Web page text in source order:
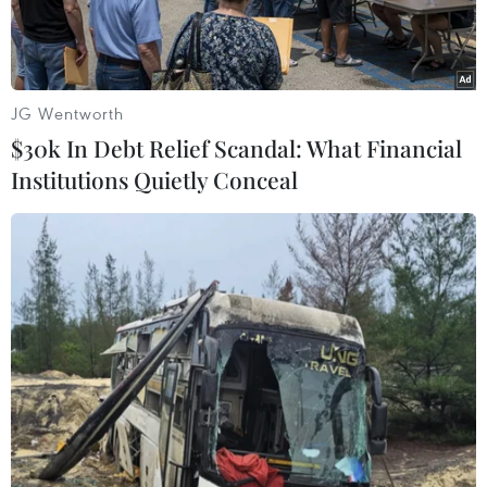
19.
Lực lượng y tế chuẩn bị lấy mẫu xét nghiệm sàng lọc COVID-19
cho người dân thành phố Phủ Lý, tỉnh Hà Nam. (Ảnh: Thanh
Tuấn/TTXVN)
Ủy ban Nhân dân tỉnh Hà Nam vừa có Quyết
JG Wentworth
$30k In Debt Relief Scandal: What Financial
Institutions Quietly Conceal